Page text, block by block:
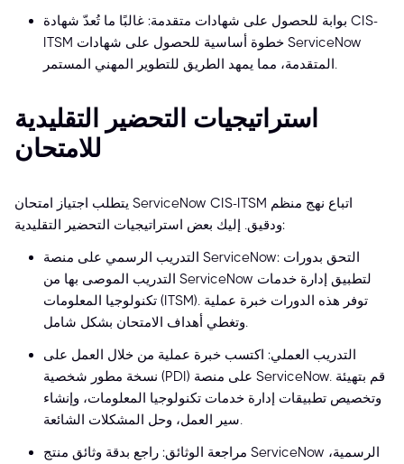
بوابة للحصول على شهادات متقدمة: غالبًا ما تُعدّ شهادة CIS-
ITSM خطوة أساسية للحصول على شهادات ServiceNow
المتقدمة، مما يمهد الطريق للتطوير المهني المستمر.
استراتيجيات التحضير التقليدية
للامتحان
يتطلب اجتياز امتحان ServiceNow CIS-ITSM اتباع نهج منظم
ودقيق. إليك بعض استراتيجيات التحضير التقليدية:
التدريب الرسمي على منصة ServiceNow: التحق بدورات
التدريب الموصى بها من ServiceNow لتطبيق إدارة خدمات
تكنولوجيا المعلومات (ITSM). توفر هذه الدورات خبرة عملية
وتغطي أهداف الامتحان بشكل شامل.
التدريب العملي: اكتسب خبرة عملية من خلال العمل على
نسخة مطور شخصية (PDI) على منصة ServiceNow. قم بتهيئة
وتخصيص تطبيقات إدارة خدمات تكنولوجيا المعلومات، وإنشاء
سير العمل، وحل المشكلات الشائعة.
مراجعة الوثائق: راجع بدقة وثائق منتج ServiceNow الرسمية،